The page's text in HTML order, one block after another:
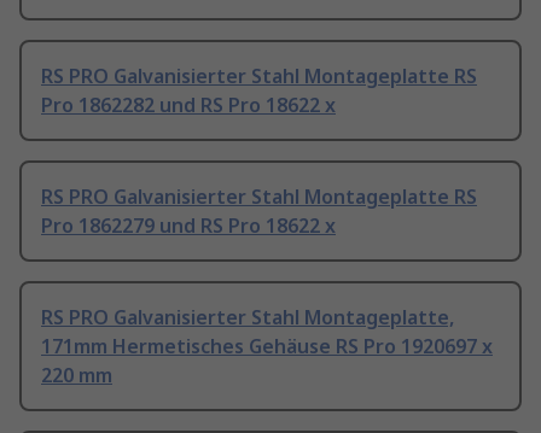
RS PRO Galvanisierter Stahl Montageplatte RS
Pro 1862282 und RS Pro 18622 x
RS PRO Galvanisierter Stahl Montageplatte RS
Pro 1862279 und RS Pro 18622 x
RS PRO Galvanisierter Stahl Montageplatte,
171mm Hermetisches Gehäuse RS Pro 1920697 x
220 mm